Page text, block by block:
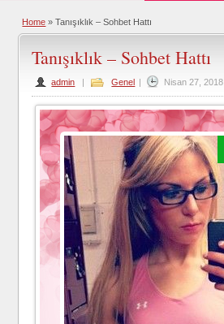
Home » Tanışıklık – Sohbet Hattı
Tanışıklık – Sohbet Hattı
admin | Genel | Nisan 27, 2018